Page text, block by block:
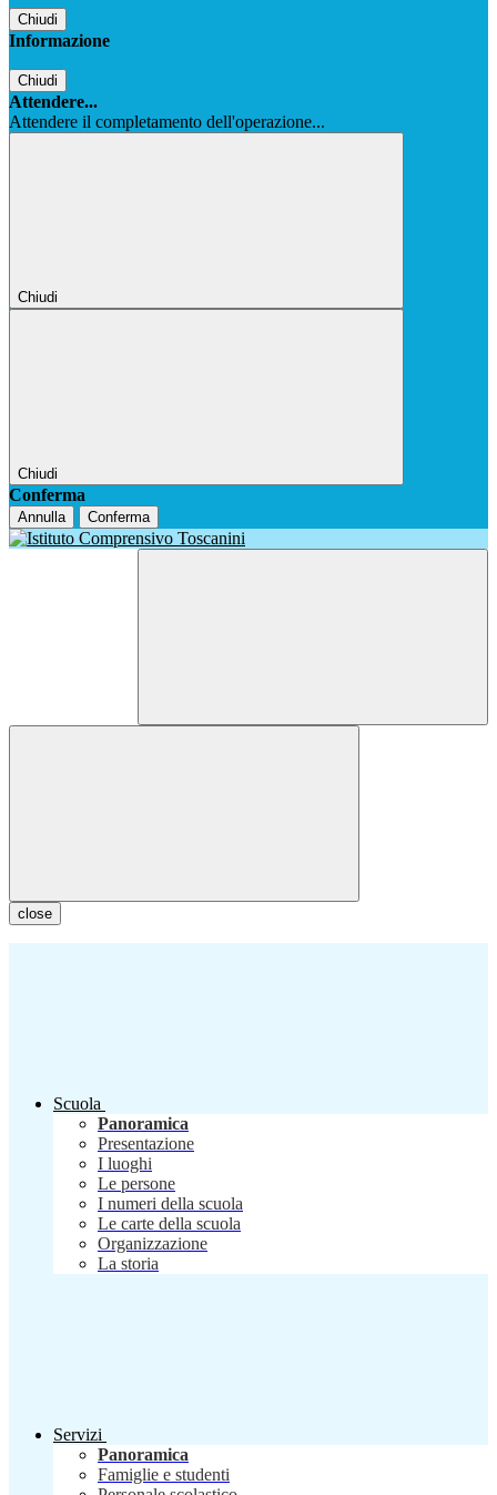
Chiudi
Informazione
Chiudi
Attendere...
Attendere il completamento dell'operazione...
Chiudi
Chiudi
Conferma
Annulla Conferma
close
Scuola
Panoramica
Presentazione
I luoghi
Le persone
I numeri della scuola
Le carte della scuola
Organizzazione
La storia
Servizi
Panoramica
Famiglie e studenti